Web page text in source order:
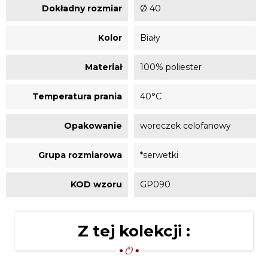
Dokładny rozmiar Ø 40
Kolor Biały
Materiał 100% poliester
Temperatura prania 40°C
Opakowanie woreczek celofanowy
Grupa rozmiarowa *serwetki
KOD wzoru GP090
Z tej kolekcji :